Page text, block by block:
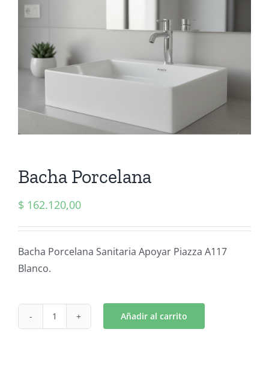
Bacha Porcelana
$ 162.120,00
Bacha Porcelana Sanitaria Apoyar Piazza A117
Blanco.
Bacha
Añadir al carrito